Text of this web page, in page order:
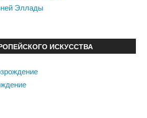
Эллады
ИСКУССТВА